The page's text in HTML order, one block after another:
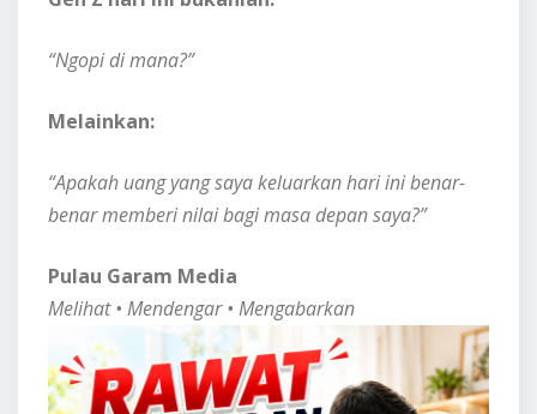
“Ngopi di mana?”
Melainkan:
“Apakah uang yang saya keluarkan hari ini benar-
benar memberi nilai bagi masa depan saya?”
Pulau Garam Media
Melihat • Mendengar • Mengabarkan